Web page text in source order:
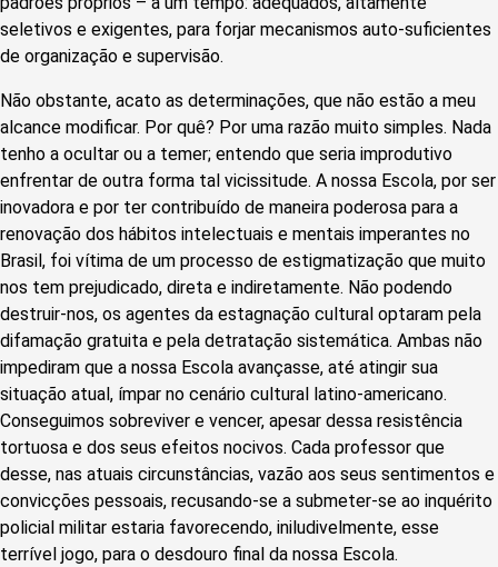
seletivos e exigentes, para forjar mecanismos auto-suficientes
de organização e supervisão.
Não obstante, acato as determinações, que não estão a meu
alcance modificar. Por quê? Por uma razão muito simples. Nada
tenho a ocultar ou a temer; entendo que seria improdutivo
enfrentar de outra forma tal vicissitude. A nossa Escola, por ser
inovadora e por ter contribuído de maneira poderosa para a
renovação dos hábitos intelectuais e mentais imperantes no
Brasil, foi vítima de um processo de estigmatização que muito
nos tem prejudicado, direta e indiretamente. Não podendo
destruir-nos, os agentes da estagnação cultural optaram pela
difamação gratuita e pela detratação sistemática. Ambas não
impediram que a nossa Escola avançasse, até atingir sua
situação atual, ímpar no cenário cultural latino-americano.
Conseguimos sobreviver e vencer, apesar dessa resistência
tortuosa e dos seus efeitos nocivos. Cada professor que
desse, nas atuais circunstâncias, vazão aos seus sentimentos e
convicções pessoais, recusando-se a submeter-se ao inquérito
policial militar estaria favorecendo, iniludivelmente, esse
terrível jogo, para o desdouro final da nossa Escola.